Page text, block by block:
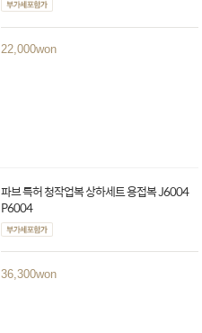
22,000won
파브 특허 청작업복 상하세트 용접복 J6004
P6004
36,300won